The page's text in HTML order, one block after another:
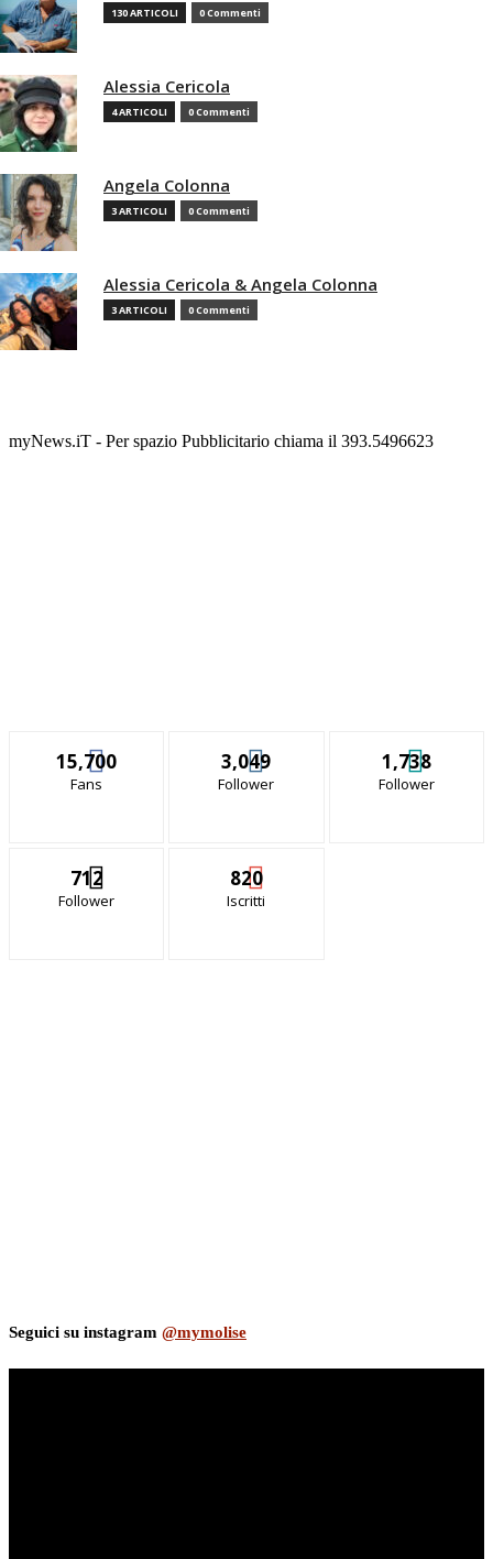
130 ARTICOLI 0 Commenti
Alessia Cericola
4 ARTICOLI 0 Commenti
Angela Colonna
3 ARTICOLI 0 Commenti
Alessia Cericola & Angela Colonna
3 ARTICOLI 0 Commenti
myNews.iT - Per spazio Pubblicitario chiama il 393.5496623
15,700
Fans
3,049
Follower
1,738
Follower
712
Follower
820
Iscritti
Seguici su instagram @mymolise